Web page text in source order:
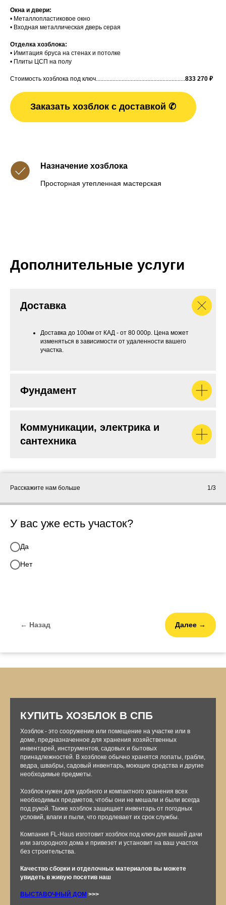
Окна и двери:
• Металлопластиковое окно
• Входная металлическая дверь серая
Отделка хозблока:
• Имитация бруса на стенах и потолке
• Плиты ЦСП на полу
Стоимость хозблока под ключ...........................................................833 270 ₽
Заказать хозблок с доставкой ✆
Назначение хозблока
Просторная утепленная мастерская
Дополнительные услуги
Доставка
Доставка до 100км от КАД - от 80 000р. Цена может
изменяться в зависимости от удаленности вашего
участка.
Фундамент
Коммуникации, электрика и
сантехника
Расскажите нам больше 1/3
У вас уже есть участок?
Да
Нет
← Назад Далее →
КУПИТЬ ХОЗБЛОК В СПБ
Хозблок - это сооружение или помещение на участке или в
доме, предназначенное для хранения хозяйственных
инвентарей, инструментов, садовых и бытовых
принадлежностей. В хозблоке обычно хранятся лопаты, грабли,
ведра, швабры, садовый инвентарь, моющие средства и другие
необходимые предметы.
Хозблок нужен для удобного и компактного хранения всех
необходимых предметов, чтобы они не мешали и были всегда
под рукой. Также хозблок защищает инвентарь от погодных
условий, влаги и пыли, что продлевает их срок службы.
Компания FL-Haus изготовит хозблок под ключ для вашей дачи
или загородного дома и привезет и установит на ваш участок
без строительства.
Качество сборки и отделочных материалов вы можете
увидеть в живую посетив наш
ВЫСТАВОЧНЫЙ ДОМ >>>
Подписывайтесь на
сети
И будьте в курсе самых
модульных домах